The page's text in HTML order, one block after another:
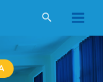
Main